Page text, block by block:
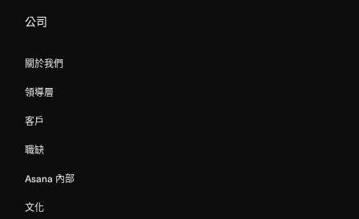
公司
關於我們
領導層
客戶
職缺
Asana 內部
文化